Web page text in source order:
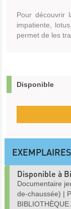
Pour découvrir
impatiente,
permet de les
Disponible
EXEMPLAIRES
Disponible à
Documentaire
de-chaussée) |